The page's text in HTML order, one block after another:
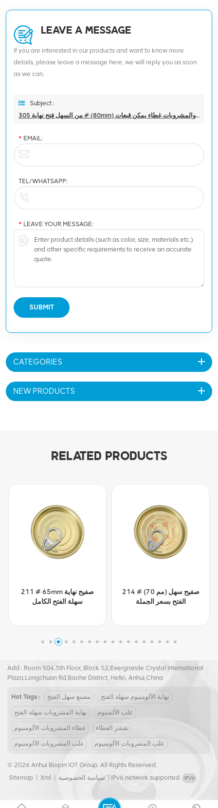
LEAVE A MESSAGE
If you are interested in our products and want to know more
details, please leave a message here, we will reply you as soon
as we can.
Subject :
من السهل فتح نهاية 305 # (80mm) غطاء صفيح للأغذية والمشروبات غطاء يمكن قبعات
* EMAIL:
TEL/WHATSAPP:
* LEAVE YOUR MESSAGE:
SUBMIT
CATEGORIES
NEW PRODUCTS
RELATED PRODUCTS
211 # 65mm صفيح نهاية
سهلة الفتح الكامل
214 # (70 مم) صفيح سهل
الفتح بسعر الجملة
+8617855139217
Add : Room 504,5th Floor, Block S2,Evergrande Crystal International
Plaza,Longchuan Rd,Baohe District, Hefei, Anhui,China
Hot Tags : مصنع سهل الفتح نهاية الألومنيوم سهلة الفتح
نهاية المشروبات سهلة الفتح علب الألمنيوم
غطاء المشروبات الألومنيوم تقشر الغطاء
علب المشروبات الألومنيوم علب المشروبات الألومنيوم
© 2026 Anhui Biopin IOT Group. All Rights Reserved.
Sitemap
Xml سياسة الخصوصية IPv6 network supported